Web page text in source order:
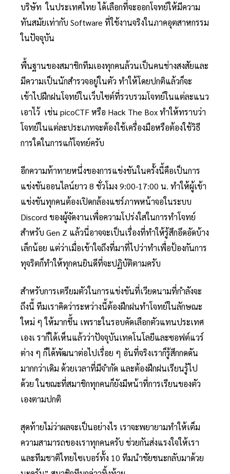
บริษัท ในประเทศไทย ได้เลือกที่จะออกโจทย์ให้มีความ
ทันสมัยเท่ากับ Software ที่ใช้งานจริงในภาคอุตสาหกรรม
ในปัจจุบัน
พื้นฐานของสมาชิกทีมเองทุกคนล้วนเป็นคนช่างสงสัยและ
มีความเป็นนักสำรวจอยู่ในตัว ทำให้โดยปกติแล้วก็จะ
เข้าไปฝึกฝนโจทย์ในเว็บไซต์ที่รวบรวมโจทย์ในแต่ละแนว
เอาไว้ เช่น picoCTF หรือ Hack The Box ทำให้ทราบว่า
โจทย์ในแต่ละประเภทจะต้องใช้เครื่องมือหรือต้องใช้วิธี
การใดในการแก้โจทย์ครับ
อีกความท้าทายหนึ่งของการแข่งขันในครั้งนี้คือเป็นการ
แข่งขันออนไลน์ยาว 8 ชั่วโมง 9:00-17:00 น. ทำให้ผู้เข้า
แข่งขันทุกคนต้องเปิดกล้องแชร์ภาพหน้าจอในระบบ
Discord ของผู้จัดงานเพื่อความโปร่งใสในการทำโจทย์
สำหรับ Gen Z แล้วนี่อาจจะเป็นเรื่องที่ทำให้รู้สึกอึดอัดบ้าง
เล็กน้อย แต่ว่าเมื่อเข้าใจถึงที่มาที่ไปว่าทำเพื่อป้องกันการ
ทุจริตก็ทำให้ทุกคนยินดีที่จะปฏิบัติตามครับ
สำหรับการเตรียมตัวในการแข่งขันที่เวียดนามที่กำลังจะ
ถึงนี้ ทีมเราคิดว่าระหว่างนี้ต้องฝึกฝนทำโจทย์ในลักษณะ
ใหม่ ๆ ให้มากขึ้น เพราะในรอบคัดเลือกตัวแทนประเทศ
เองเ ราก็ได้เห็นแล้วว่าปัจจุบันเทคโนโลยีและซอฟต์แวร์
ต่าง ๆ ก็ได้พัฒนาต่อไปเรื่อย ๆ อันที่จริงเราก็รู้สึกกดดัน
มากกว่าเดิม ด้วยเวลาที่มีจำกัด และต้องฝึกฝนเรียนรู้ไป
ด้วย ในขณะที่สมาชิกทุกคนก็ยังมีหน้าที่การเรียนของตัว
เองตามปกติ
สุดท้ายไม่ว่าผลจะเป็นอย่างไร เราจะพยายามทำให้เต็ม
ความสามารถของเราทุกคนครับ ช่วยกันส่งแรงใจให้เรา
และทีมชาติไทยไซเบอร์ทั้ง 10 ทีมนำชัยชนะกลับมาด้วย